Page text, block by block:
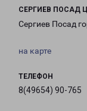
СЕРГИЕВ ПОСАД
Сергиев Посад
на карте
ТЕЛЕФОН
8(49654) 90-765